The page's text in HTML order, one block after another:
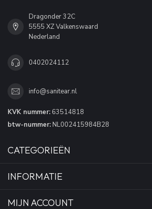
Dragonder 32C
5555 XZ Valkenswaard
Nederland
0402024112
info@sanitear.nl
KVK nummer: 63514818
btw-nummer: NL002415984B28
CATEGORIEËN
INFORMATIE
MIJN ACCOUNT